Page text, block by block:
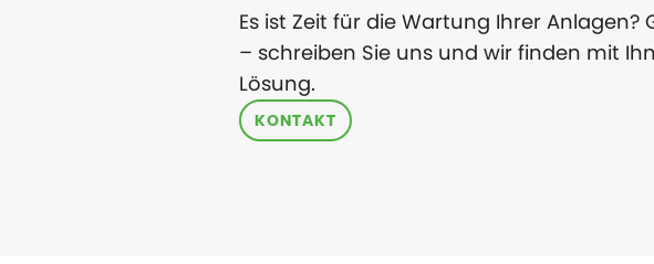
Es ist Zeit für die Wartung Ihrer Anlagen?
– schreiben Sie uns und wir finden mit
Lösung.
KONTAKT